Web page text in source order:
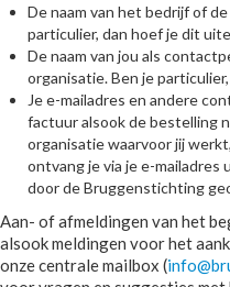
De naam van het bedrijf of
particulier, dan hoef je dit
De naam van jou als
organisatie. Ben je
Je e-mailadres en andere
factuur alsook de bestelling
organisatie waarvoor jij
ontvang je via je e-
door de Bruggenstichting
Aan- of afmeldingen van het
alsook meldingen voor het
onze centrale mailbox (